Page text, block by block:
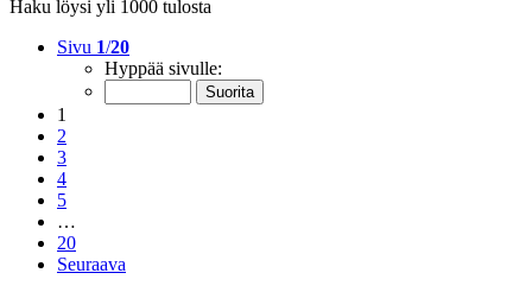
Haku löysi yli 1000 tulosta
Sivu 1/20
Hyppää sivulle:
1
2
3
4
5
…
20
Seuraava